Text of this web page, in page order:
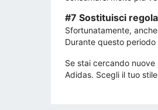
#7 Sostituisci
Sfortunatamente,
Durante questo
Se stai cercando
Adidas. Scegli il tuo